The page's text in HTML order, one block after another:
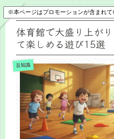
※本ページはプロモーションが含まれて
体育館で大盛り上が
て楽しめる遊び15選
豆知識